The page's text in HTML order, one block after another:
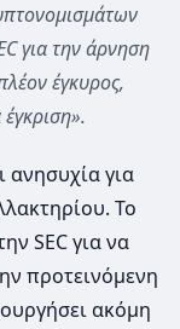
για την άρνηση
έγκυρος,
ανησυχία για
Το
SEC για να
προτεινόμενη
ακόμη